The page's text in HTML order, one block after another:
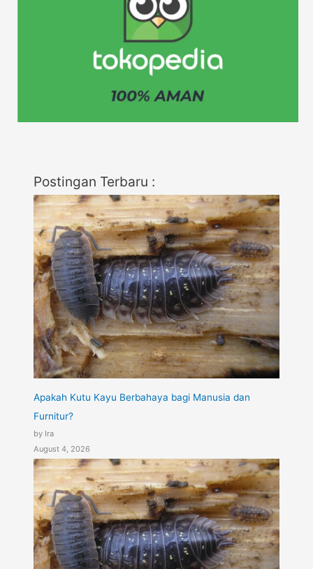
Postingan Terbaru :
Apakah Kutu Kayu Berbahaya bagi Manusia dan
Furnitur?
by Ira
August 4, 2026